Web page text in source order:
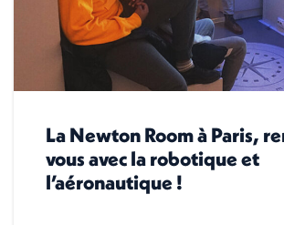
La Newton Room à Paris,
vous avec la robotique et
l’aéronautique !